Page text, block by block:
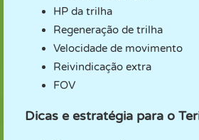
HP da trilha
Regeneração de trilha
Velocidade de movimento
Reivindicação extra
FOV
Dicas e estratégia para o